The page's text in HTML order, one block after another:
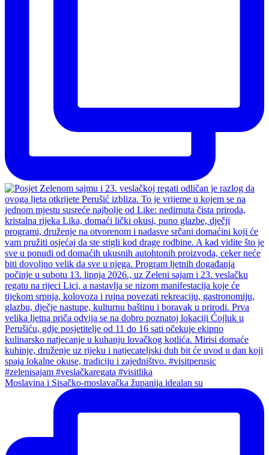
Moslavina i Sisačko-moslavačka županija idealan su